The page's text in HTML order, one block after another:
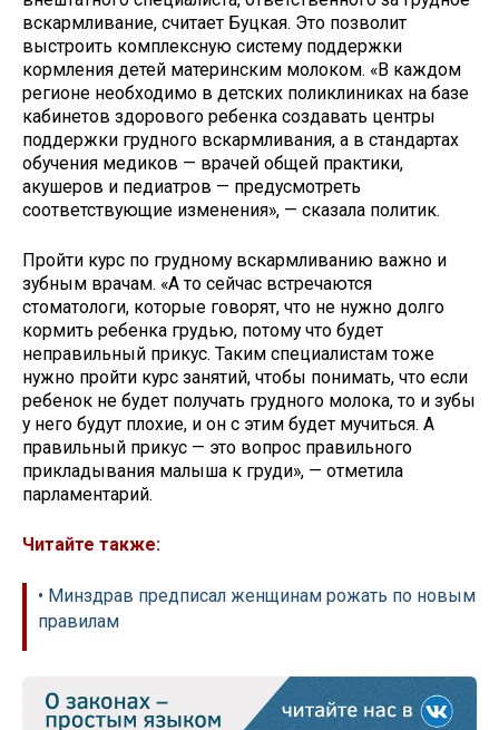
вскармливание, считает Буцкая. Это позволит
выстроить комплексную систему поддержки
кормления детей материнским молоком. «В каждом
регионе необходимо в детских поликлиниках на базе
кабинетов здорового ребенка создавать центры
поддержки грудного вскармливания, а в стандартах
обучения медиков — врачей общей практики,
акушеров и педиатров — предусмотреть
соответствующие изменения», — сказала политик.
Пройти курс по грудному вскармливанию важно и
зубным врачам. «А то сейчас встречаются
стоматологи, которые говорят, что не нужно долго
кормить ребенка грудью, потому что будет
неправильный прикус. Таким специалистам тоже
нужно пройти курс занятий, чтобы понимать, что если
ребенок не будет получать грудного молока, то и зубы
у него будут плохие, и он с этим будет мучиться. А
правильный прикус — это вопрос правильного
прикладывания малыша к груди», — отметила
парламентарий.
Читайте также:
• Минздрав предписал женщинам рожать по новым
правилам